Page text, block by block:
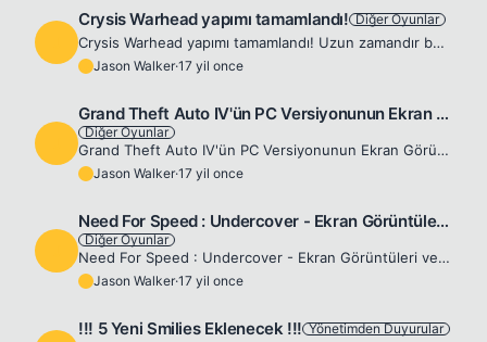
Crysis Warhead yapımı tamamlandı! Diğer Oyunlar
Crysis Warhead yapımı tamamlandı! Uzun zamandır beklenilen Crysis'in ek paketi Warhead'in yapımının tamamlandığı duyuruldu. Crysis Warhead için ön sipariş vermek isteyenler 10$'lık bir indirimle 24.9...
Jason Walker·17 yil once
Grand Theft Auto IV'ün PC Versiyonunun Ekran Görüntüleri
Diğer Oyunlar
Grand Theft Auto IV'ün PC Versiyonunun Ekran Görüntüleri Rockstar Games tarafından geliştirilen Grand Theft Auto IV'ün PC versiyonun ilk ekran görüntüleri yayımlandı. Oyunun PC versiyonu grafik yönün...
Jason Walker·17 yil once
Need For Speed : Undercover - Ekran Görüntüleri ve video
Diğer Oyunlar
Need For Speed : Undercover - Ekran Görüntüleri ve video Electronic Arts'ın Vancouver stüdyolarında geliştirilen yarış oyunu Need for Speed: Undercover'ın yeni ekran görüntüleri ve videosu yayımlandı...
Jason Walker·17 yil once
!!! 5 Yeni Smilies Eklenecek !!! Yönetimden Duyurular